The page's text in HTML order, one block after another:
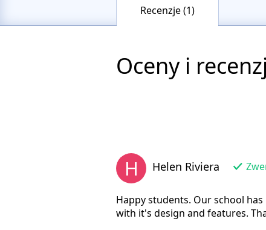
Recenzje (1)
Oceny i
H Helen Riviera
Happy students. Our school
with it's design and features.